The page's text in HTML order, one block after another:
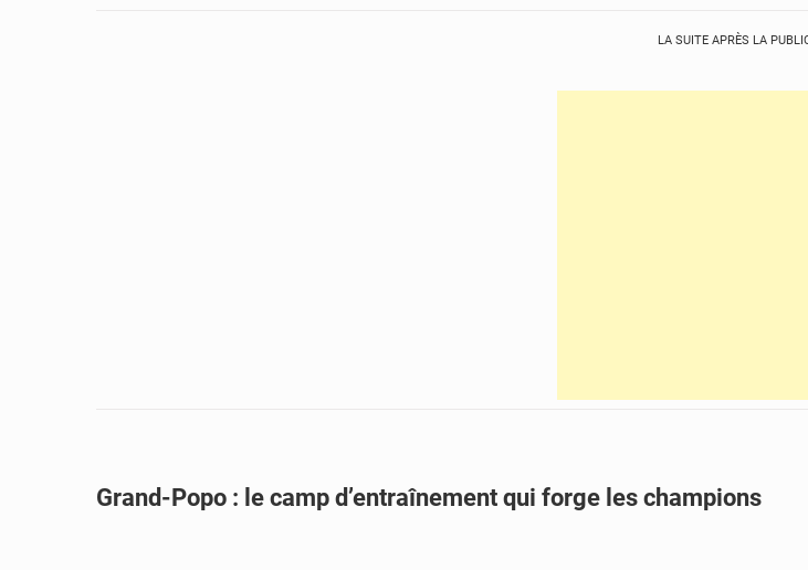
LA SUITE APRÈS LA
Grand-Popo : le camp d’entraînement qui forge les champions